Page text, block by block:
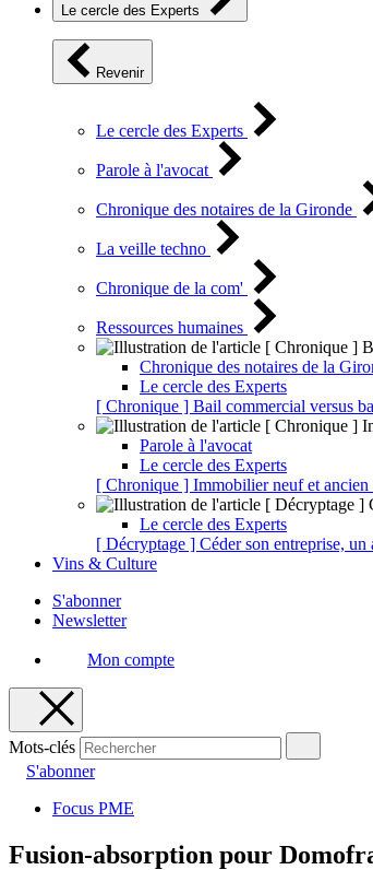
Le cercle des Experts
Revenir
Le cercle des Experts
Parole à l'avocat
Chronique des notaires de la Gironde
La veille techno
Chronique de la com'
Ressources humaines
Chronique des notaires de la
Le cercle des Experts
[ Chronique ] Bail commercial versus
Parole à l'avocat
Le cercle des Experts
[ Chronique ] Immobilier neuf et ancien
Le cercle des Experts
[ Décryptage ] Céder son entreprise, un
Vins & Culture
S'abonner
Newsletter
Mon compte
Mots-clés
S'abonner
Focus PME
Fusion-absorption pour